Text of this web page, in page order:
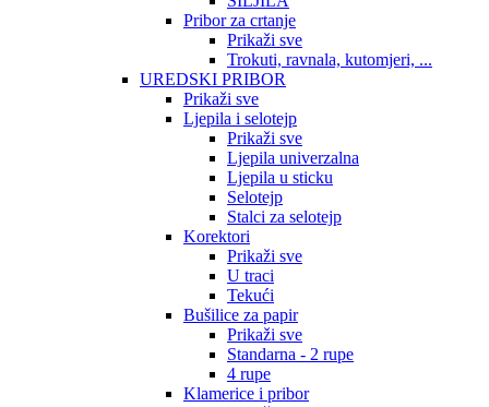
Pribor za crtanje
Prikaži sve
Trokuti, ravnala, kutomjeri, ...
UREDSKI PRIBOR
Prikaži sve
Ljepila i selotejp
Prikaži sve
Ljepila univerzalna
Ljepila u sticku
Selotejp
Stalci za selotejp
Korektori
Prikaži sve
U traci
Tekući
Bušilice za papir
Prikaži sve
Standarna - 2 rupe
4 rupe
Klamerice i pribor